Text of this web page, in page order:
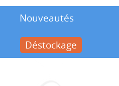
Nouveautés
Déstockage